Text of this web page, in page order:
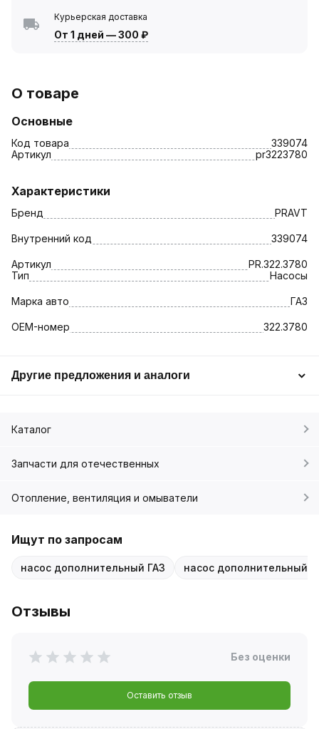
Курьерская доставка
От 1 дней —300 ₽
О товаре
Основные
Код товара
339074
Артикул
pr3223780
Характеристики
Бренд PRAVT
Внутренний код 339074
Артикул
PR.322.3780
Тип
Насосы
Марка авто ГАЗ
OEM-номер 322.3780
Другие предложения и аналоги
Каталог
Запчасти для отечественных
Отопление, вентиляция и омыватели
Ищут по запросам
насос дополнительный ГАЗ насос дополнительный
Отзывы
Без оценки
Оставить отзыв